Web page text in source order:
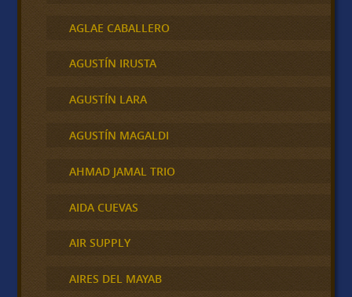
AGLAE CABALLERO
AGUSTÍN IRUSTA
AGUSTÍN LARA
AGUSTÍN MAGALDI
AHMAD JAMAL TRIO
AIDA CUEVAS
AIR SUPPLY
AIRES DEL MAYAB